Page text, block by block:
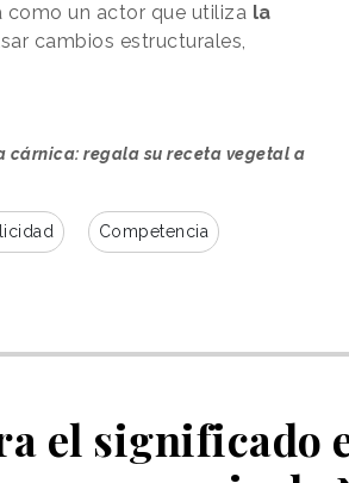
como un actor que utiliza la
cambios estructurales,
cárnica: regala su receta vegetal a
Competencia
el significado